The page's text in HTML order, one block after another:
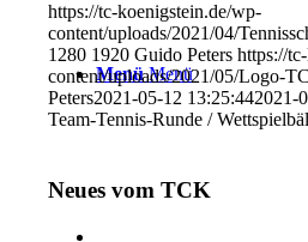
Menü Menü
https://tc-koenigstein.de/wp-
content/uploads/2021/04/
1280 1920 Guido Peters https://
content/uploads/2021/05/Logo-
Peters2021-05-12 13:25:442021-
Team-Tennis-Runde /
Neues vom TCK